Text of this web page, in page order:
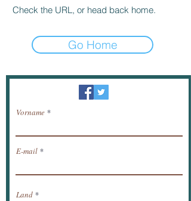
Check the URL, or head back home.
Go Home
Newsletter / erhalten Nachrichten per E-Mail.
Vorname
E-mail
Land